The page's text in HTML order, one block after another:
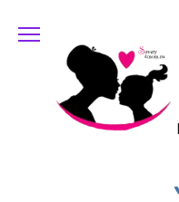
содержанию